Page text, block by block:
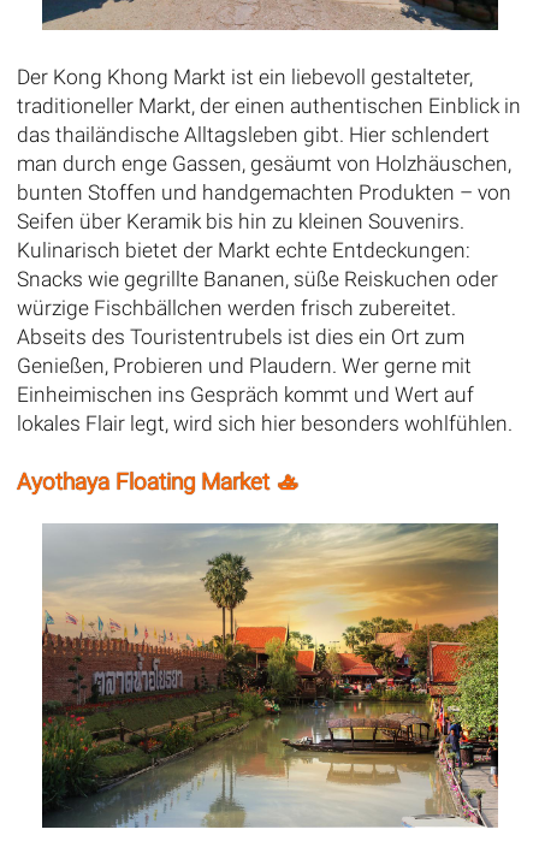
Der Kong Khong Markt ist ein liebevoll gestalteter,
traditioneller Markt, der einen authentischen Einblick in
das thailändische Alltagsleben gibt. Hier schlendert
man durch enge Gassen, gesäumt von Holzhäuschen,
bunten Stoffen und handgemachten Produkten – von
Seifen über Keramik bis hin zu kleinen Souvenirs.
Kulinarisch bietet der Markt echte Entdeckungen:
Snacks wie gegrillte Bananen, süße Reiskuchen oder
würzige Fischbällchen werden frisch zubereitet.
Abseits des Touristentrubels ist dies ein Ort zum
Genießen, Probieren und Plaudern. Wer gerne mit
Einheimischen ins Gespräch kommt und Wert auf
lokales Flair legt, wird sich hier besonders wohlfühlen.
Ayothaya Floating Market 🚣